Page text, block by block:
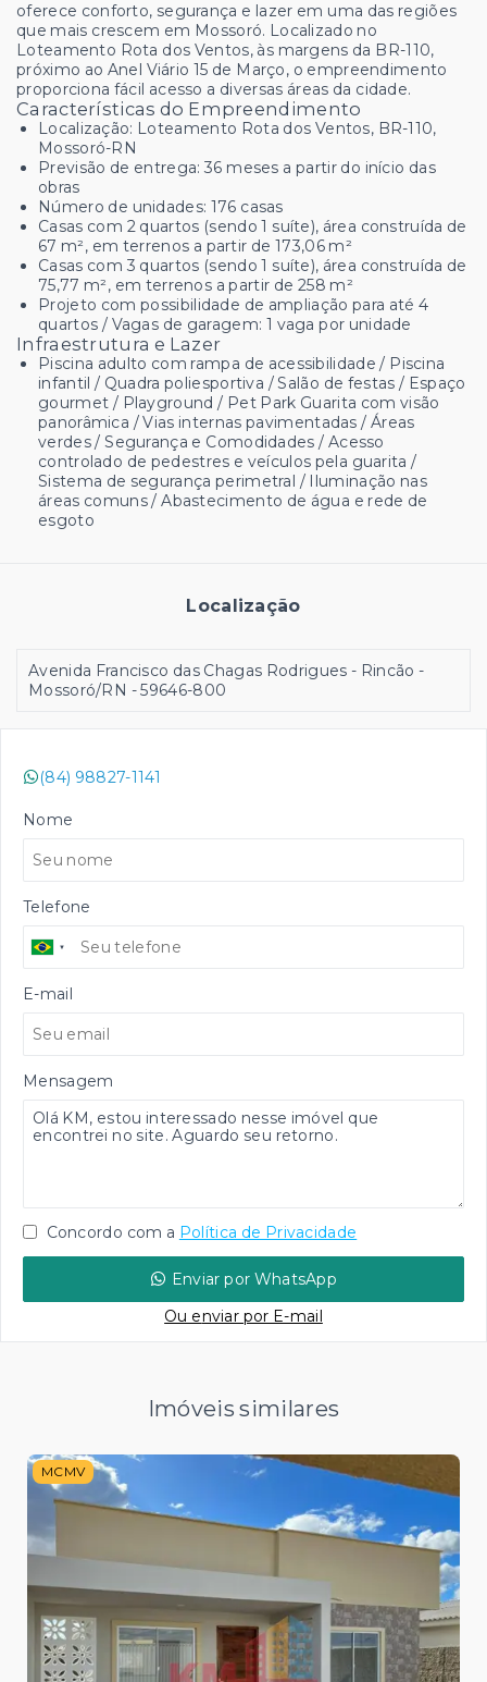
oferece conforto, segurança e lazer em uma das regiões
que mais crescem em Mossoró. Localizado no
Loteamento Rota dos Ventos, às margens da BR-110,
próximo ao Anel Viário 15 de Março, o empreendimento
proporciona fácil acesso a diversas áreas da cidade.
Características do Empreendimento
Localização: Loteamento Rota dos Ventos, BR-110,
Mossoró-RN
Previsão de entrega: 36 meses a partir do início das
obras
Número de unidades: 176 casas
Casas com 2 quartos (sendo 1 suíte), área construída de
67 m², em terrenos a partir de 173,06 m²
Casas com 3 quartos (sendo 1 suíte), área construída de
75,77 m², em terrenos a partir de 258 m²
Projeto com possibilidade de ampliação para até 4
quartos / Vagas de garagem: 1 vaga por unidade
Infraestrutura e Lazer
Piscina adulto com rampa de acessibilidade / Piscina
infantil / Quadra poliesportiva / Salão de festas / Espaço
gourmet / Playground / Pet Park Guarita com visão
panorâmica / Vias internas pavimentadas / Áreas
verdes / Segurança e Comodidades / Acesso
controlado de pedestres e veículos pela guarita /
Sistema de segurança perimetral / Iluminação nas
áreas comuns / Abastecimento de água e rede de
esgoto
Localização
Avenida Francisco das Chagas Rodrigues - Rincão -
Mossoró/RN - 59646-800
(84) 98827-1141
Nome
Telefone
E-mail
Mensagem
Concordo com a Política de Privacidade
Enviar por WhatsApp
Ou enviar por E-mail
Imóveis similares
MCMV